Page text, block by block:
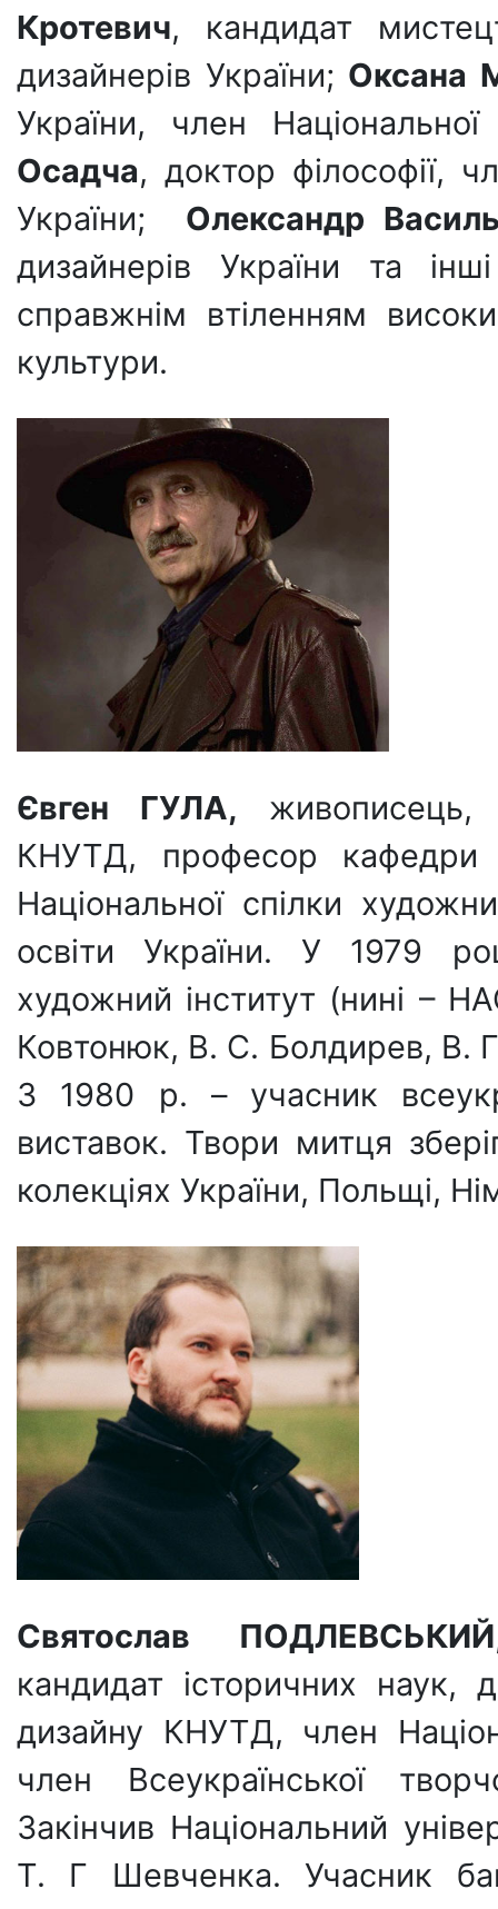
Кротевич, кандидат
дизайнерів України; Оксана
України, член
Осадча, доктор філософії,
України;
Олександр
дизайнерів України та
справжнім втіленням
культури.
Євген ГУЛА, живописець,
КНУТД, професор кафедри
Національної спілки
освіти України. У 1979
художний інститут (нині –
Ковтонюк, В. С. Болдирев, В.
З 1980 р. – учасник
виставок. Твори митця
колекціях України, Польщі,
Святослав ПОДЛЕВСЬКИЙ
кандидат історичних наук,
дизайну КНУТД, член
член Всеукраїнської
Закінчив Національний
Т. Г Шевченка. Учасник